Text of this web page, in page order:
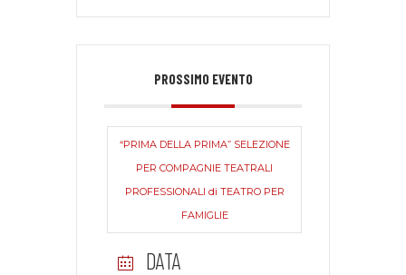
PROSSIMO EVENTO
“PRIMA DELLA PRIMA” SELEZIONE
PER COMPAGNIE TEATRALI
PROFESSIONALI di TEATRO PER
FAMIGLIE
DATA